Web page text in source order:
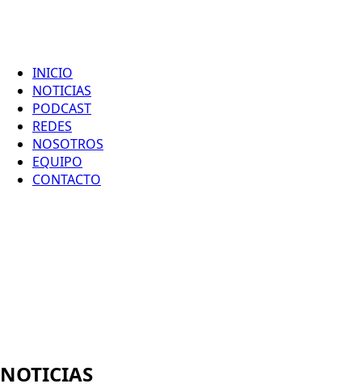
INICIO
NOTICIAS
PODCAST
REDES
NOSOTROS
EQUIPO
CONTACTO
NOTICIAS